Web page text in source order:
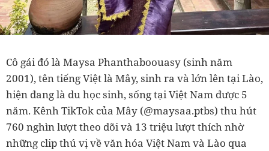
Cô gái đó là Maysa Phanthaboouasy (sinh năm
2001), tên tiếng Việt là Mây, sinh ra và lớn lên tại Lào,
hiện đang là du học sinh, sống tại Việt Nam được 5
năm. Kênh TikTok của Mây (@maysaa.ptbs) thu hút
760 nghìn lượt theo dõi và 13 triệu lượt thích nhờ
những clip thú vị về văn hóa Việt Nam và Lào qua